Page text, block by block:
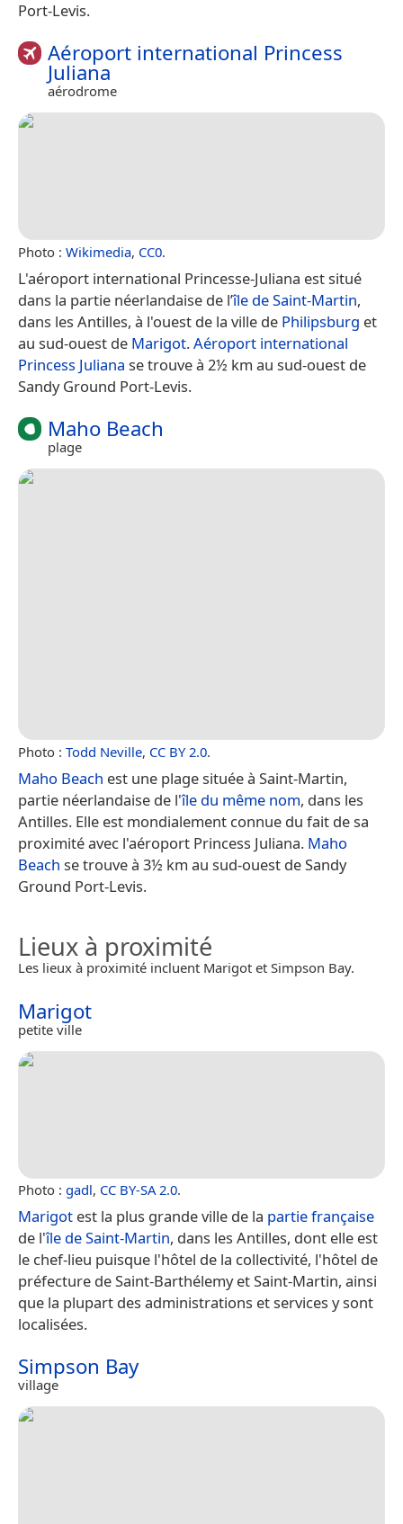
Port-Levis.
Aéroport international Princess
Juliana
aérodrome
Photo : Wikimedia, CC0.
L'aéroport international Princesse-Juliana est situé
dans la partie néerlandaise de l’île de Saint-Martin,
dans les Antilles, à l'ouest de la ville de Philipsburg et
au sud-ouest de Marigot.Aéroport international
Princess Juliana se trouve à 2½ km au sud-ouest de
Sandy Ground Port-Levis.
Maho Beach
plage
Photo : Todd Neville, CC BY 2.0.
Maho Beach est une plage située à Saint-Martin,
partie néerlandaise de l'île du même nom, dans les
Antilles. Elle est mondialement connue du fait de sa
proximité avec l'aéroport Princess Juliana. Maho
Beach se trouve à 3½ km au sud-ouest de Sandy
Ground Port-Levis.
Lieux à proximité
Les lieux à proximité incluent Marigot et Simpson Bay.
Marigot
petite ville
Photo : gadl, CC BY-SA 2.0.
Marigot est la plus grande ville de la partie française
de l'île de Saint-Martin, dans les Antilles, dont elle est
le chef-lieu puisque l'hôtel de la collectivité, l'hôtel de
préfecture de Saint-Barthélemy et Saint-Martin, ainsi
que la plupart des administrations et services y sont
localisées.
Simpson Bay
village